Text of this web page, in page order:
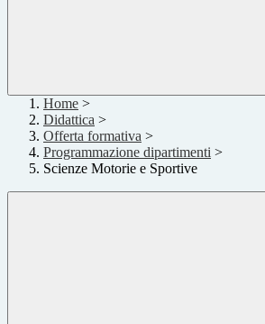
Home >
Didattica >
Offerta formativa >
Programmazione dipartimenti >
Scienze Motorie e Sportive